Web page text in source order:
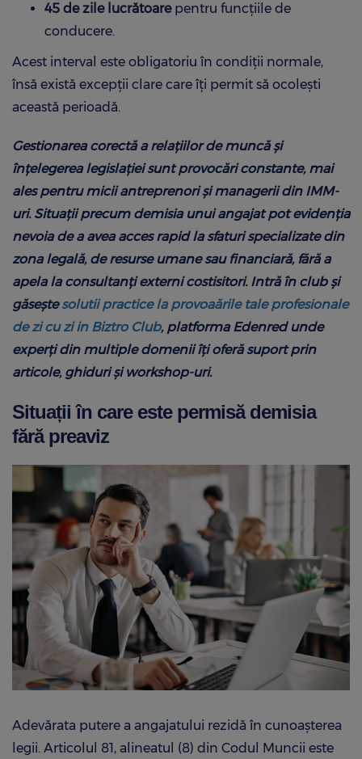
45 de zile lucrătoarepentru funcțiile de
conducere.
Acest interval este obligatoriu în condiții normale,
însă există excepții clare care îți permit să ocolești
această perioadă.
Gestionarea corectă a relațiilor de muncă și
înțelegerea legislației sunt provocări constante, mai
ales pentru micii antreprenori și managerii din IMM-
uri. Situații precum demisia unui angajat pot evidenția
nevoia de a avea acces rapid la sfaturi specializate din
zona legală, de resurse umane sau financiară, fără a
apela la consultanți externi costisitori. Intră în club și
găseștesolutii practice la provoaările tale profesionale
de zi cu zi in Biztro Club, platforma Edenred unde
experți din multiple domenii îți oferă suport prin
articole, ghiduri și workshop-uri.
Situații în care este permisă demisia
fără preaviz
Adevărata putere a angajatului rezidă în cunoașterea
legii. Articolul 81, alineatul (8) din Codul Muncii este